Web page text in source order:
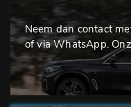
Neem dan contact
of via WhatsApp.